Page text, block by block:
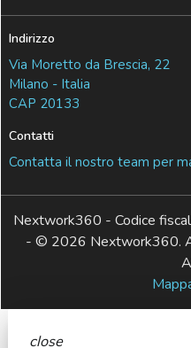
Indirizzo
Via Moretto da Brescia, 22
Milano - Italia
CAP 20133
Contatti
Contatta il nostro team per
Nextwork360 - Codice
- © 2026 Nextwork360.
close